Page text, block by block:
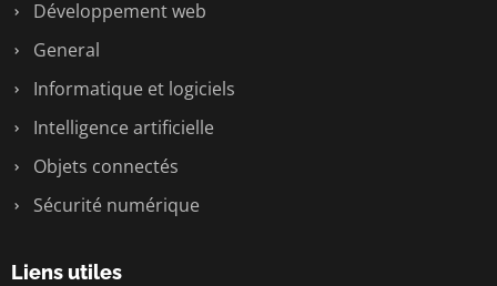
Développement web
General
Informatique et logiciels
Intelligence artificielle
Objets connectés
Sécurité numérique
Liens utiles